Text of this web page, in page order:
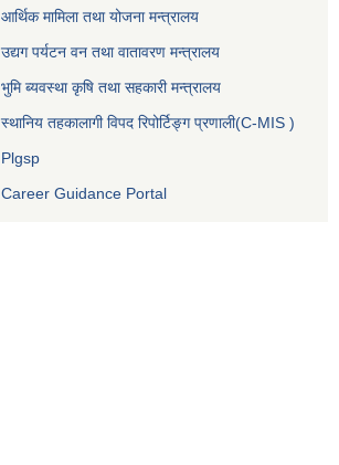
आर्थिक मामिला तथा योजना मन्त्रालय
उद्यग पर्यटन वन तथा वातावरण मन्त्रालय
भुमि ब्यवस्था कृषि तथा सहकारी मन्त्रालय
स्थानिय तहकालागी विपद रिपोर्टिङ्ग प्रणाली(C-MIS )
Plgsp
Career Guidance Portal